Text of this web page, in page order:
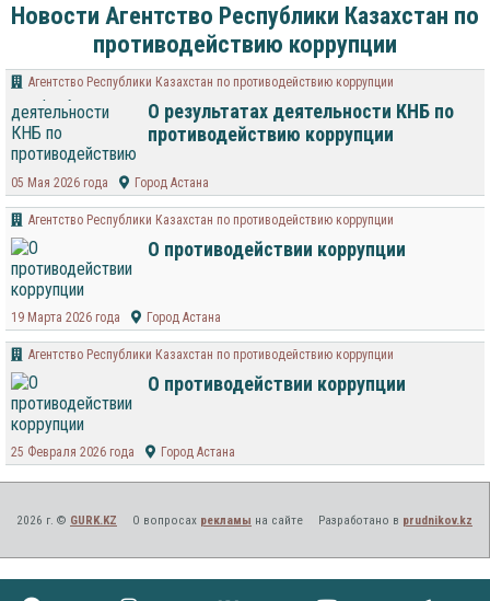
Новости Агентство Республики Казахстан по
противодействию коррупции
Агентство Республики Казахстан по противодействию коррупции
О результатах деятельности КНБ по
противодействию коррупции
05 Мая 2026 года Город Астана
Агентство Республики Казахстан по противодействию коррупции
О противодействии коррупции
19 Марта 2026 года Город Астана
Агентство Республики Казахстан по противодействию коррупции
О противодействии коррупции
25 Февраля 2026 года Город Астана
2026 г. © GURK.KZ О вопросах рекламы на сайте Разработано в prudnikov.kz